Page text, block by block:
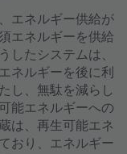
エネルギー供給が
エネルギーを供給
したシステムは、
ネルギーを後に利
し、無駄を減らし
能エネルギーへの
は、再生可能エネ
おり、エネルギー